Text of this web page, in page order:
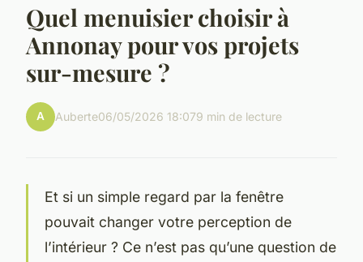
Quel menuisier choisir à
Annonay pour vos projets
sur-mesure ?
A Auberte06/05/2026 18:079 min de lecture
Et si un simple regard par la fenêtre
pouvait changer votre perception de
l’intérieur ? Ce n’est pas qu’une question de